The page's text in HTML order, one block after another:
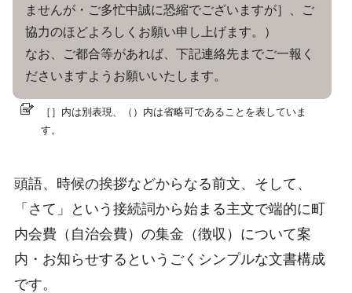
ませんが・ご多忙中誠に恐縮でございますが］、ご
協力のほどよろしくお願い申し上げます。）
なお、ご都合等があれば、下記連絡先までご一報く
ださいますようお願いいたします。
［］内は別表現、（）内は省略可であることを表していま
す。
頭語、時候の挨拶などからなる前文、そして、
「さて」という接続詞から始まる主文で端的に町
内会費（自治会費）の集金（徴収）について案
内・お知らせするというごくシンプルな文書構成
です。